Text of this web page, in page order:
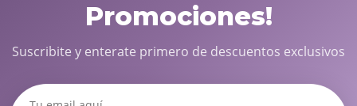
Promociones!
Suscribite y enterate primero de descuentos exclusivos